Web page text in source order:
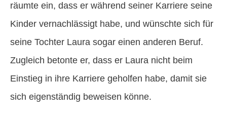
räumte ein, dass er während seiner Karriere seine
Kinder vernachlässigt habe, und wünschte sich für
seine Tochter Laura sogar einen anderen Beruf.
Zugleich betonte er, dass er Laura nicht beim
Einstieg in ihre Karriere geholfen habe, damit sie
sich eigenständig beweisen könne.